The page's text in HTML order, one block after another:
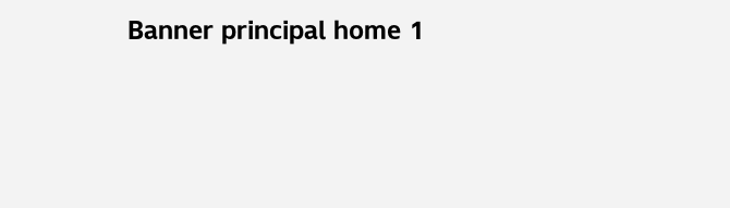
Banner principal home 1